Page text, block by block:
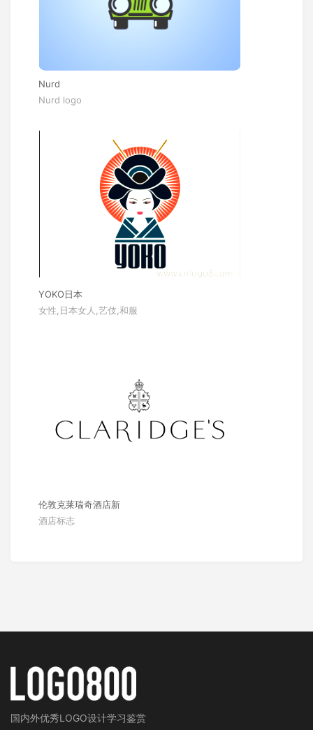
Nurd
Nurd logo
YOKO日本
女性,日本女人,艺伎,和服
伦敦克莱瑞奇酒店新
酒店标志
国内外优秀LOGO设计学习鉴赏